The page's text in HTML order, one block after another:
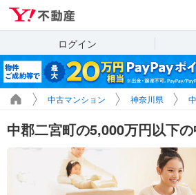
ログイン
中古マンション 神奈川県
中郡二宮町の5,000万円以下